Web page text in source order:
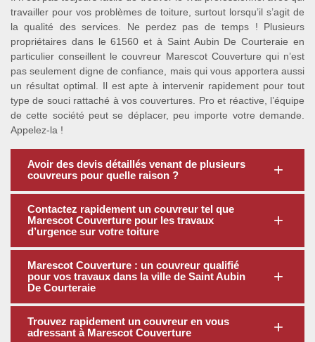
travailler pour vos problèmes de toiture, surtout lorsqu’il s’agit de
la qualité des services. Ne perdez pas de temps ! Plusieurs
propriétaires dans le 61560 et à Saint Aubin De Courteraie en
particulier conseillent le couvreur Marescot Couverture qui n’est
pas seulement digne de confiance, mais qui vous apportera aussi
un résultat optimal. Il est apte à intervenir rapidement pour tout
type de souci rattaché à vos couvertures. Pro et réactive, l’équipe
de cette société peut se déplacer, peu importe votre demande.
Appelez-la !
Avoir des devis détaillés venant de plusieurs
couvreurs pour quelle raison ?
Contactez rapidement un couvreur tel que
Marescot Couverture pour les travaux
d’urgence sur votre toiture
Marescot Couverture : un couvreur qualifié
pour vos travaux dans la ville de Saint Aubin
De Courteraie
Trouvez rapidement un couvreur en vous
adressant à Marescot Couverture